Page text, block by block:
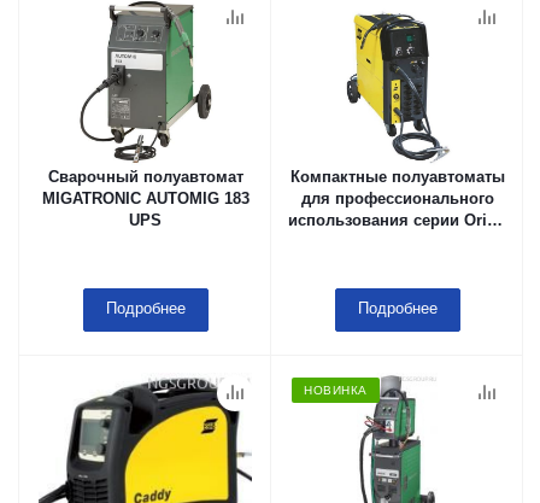
Сварочный полуавтомат
MIGATRONIC AUTOMIG 183
UPS
Подробнее
Компактные полуавтоматы
для профессионального
использования серии Origo
Подробнее
НОВИНКА